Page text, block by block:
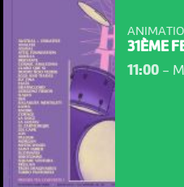
31ÈME
11:00-